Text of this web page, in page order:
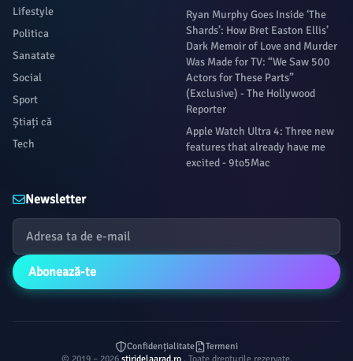
Lifestyle
Politica
Sanatate
Social
Sport
Știați că
Tech
Ryan Murphy Goes Inside ‘The
Shards’: How Bret Easton Ellis’
Dark Memoir of Love and Murder
Was Made for TV: “We Saw 500
Actors for These Parts”
(Exclusive) - The Hollywood
Reporter
Apple Watch Ultra 4: Three new
features that already have me
excited - 9to5Mac
Newsletter
Abonează-te
Confidențialitate
Termeni